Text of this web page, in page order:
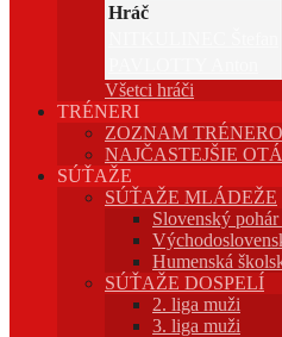
Hráč
Všetci hráči
TRÉNERI
ZOZNAM
NAJČASTEJŠIE
SÚŤAŽE
SÚŤAŽE MLÁDEŽE
Slovenský pohár
Humenská
SÚŤAŽE DOSPELÍ
2. liga muži
3. liga muži